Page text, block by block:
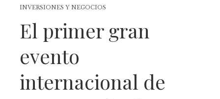
INVERSIONES Y NEGOCIOS
El primer gran
evento
internacional de